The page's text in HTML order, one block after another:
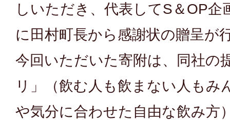
しいただき、代表してS＆OP企
に田村町長から感謝状の贈呈が
今回いただいた寄附は、同社の
リ」（飲む人も飲まない人もみ
や気分に合わせた自由な飲み方